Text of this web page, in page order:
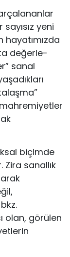
yeni
hayatımızda
değerle-
sanal
biçimde
Zira sanallık
olan, görülen